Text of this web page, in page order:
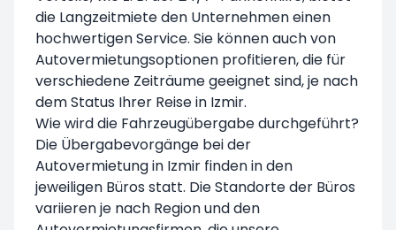
die Langzeitmiete den Unternehmen einen
hochwertigen Service. Sie können auch von
Autovermietungsoptionen profitieren, die für
verschiedene Zeiträume geeignet sind, je nach
dem Status Ihrer Reise in Izmir.
Wie wird die Fahrzeugübergabe durchgeführt?
Die Übergabevorgänge bei der
Autovermietung in Izmir finden in den
jeweiligen Büros statt. Die Standorte der Büros
variieren je nach Region und den